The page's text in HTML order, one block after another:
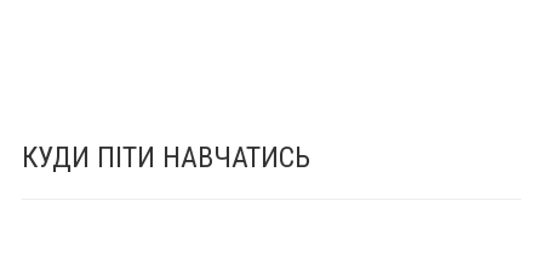
КУДИ ПІТИ НАВЧАТИСЬ